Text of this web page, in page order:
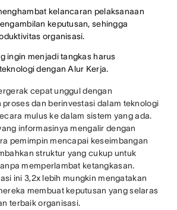
kelancaran pelaksanaan
keputusan, sehingga
organisasi.
ingin menjadi tangkas harus
dengan Alur Kerja.
cepat unggul dengan
proses dan berinvestasi dalam teknologi
mulus ke dalam sistem yang ada.
informasinya mengalir dengan
pemimpin mencapai keseimbangan
struktur yang cukup untuk
memperlambat ketangkasan.
ini 3,2x lebih mungkin mengatakan
membuat keputusan yang selaras
terbaik organisasi.